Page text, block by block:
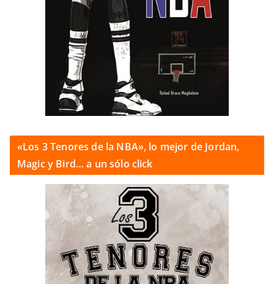
«Los 3 Tenores de la NBA», lo mejor de Jordan,
Magic y Bird… a un sólo click